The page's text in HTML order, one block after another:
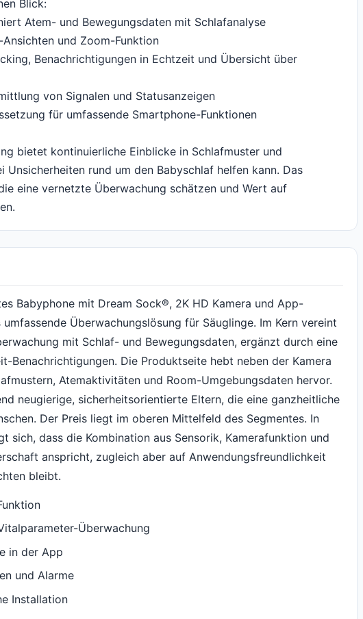
Blick:
Atem- und Bewegungsdaten mit Schlafanalyse
und Zoom-Funktion
Benachrichtigungen in Echtzeit und Übersicht über
von Signalen und Statusanzeigen
für umfassende Smartphone-Funktionen
bietet kontinuierliche Einblicke in Schlafmuster und
Unsicherheiten rund um den Babyschlaf helfen kann. Das
eine vernetzte Überwachung schätzen und Wert auf
Babyphone mit Dream Sock®, 2K HD Kamera und App-
Überwachungslösung für Säuglinge. Im Kern vereint
mit Schlaf- und Bewegungsdaten, ergänzt durch eine
Benachrichtigungen. Die Produktseite hebt neben der Kamera
Atemaktivitäten und Room-Umgebungsdaten hervor.
neugierige, sicherheitsorientierte Eltern, die eine ganzheitliche
Der Preis liegt im oberen Mittelfeld des Segmentes. In
sich, dass die Kombination aus Sensorik, Kamerafunktion und
anspricht, zugleich aber auf Anwendungsfreundlichkeit
bleibt.
Überwachung
in der App
und Alarme
Installation